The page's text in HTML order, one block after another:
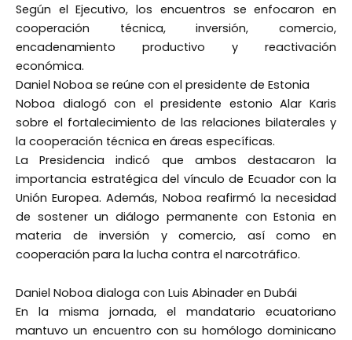
Según el Ejecutivo, los encuentros se enfocaron en
cooperación técnica, inversión, comercio,
encadenamiento productivo y reactivación
económica.
Daniel Noboa se reúne con el presidente de Estonia
Noboa dialogó con el presidente estonio Alar Karis
sobre el fortalecimiento de las relaciones bilaterales y
la cooperación técnica en áreas específicas.
La Presidencia indicó que ambos destacaron la
importancia estratégica del vínculo de Ecuador con la
Unión Europea. Además, Noboa reafirmó la necesidad
de sostener un diálogo permanente con Estonia en
materia de inversión y comercio, así como en
cooperación para la lucha contra el narcotráfico.
Daniel Noboa dialoga con Luis Abinader en Dubái
En la misma jornada, el mandatario ecuatoriano
mantuvo un encuentro con su homólogo dominicano